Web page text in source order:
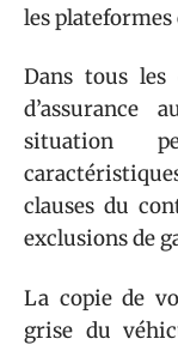
les plateformes
Dans tous
d’assurance
situation
clauses du
exclusions de
La copie de
grise du